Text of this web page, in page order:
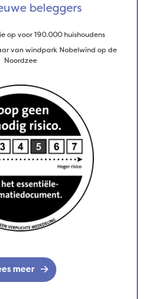
beleggers
op voor 190.000 huishoudens
van windpark Nobelwind op de
Noordzee
meer